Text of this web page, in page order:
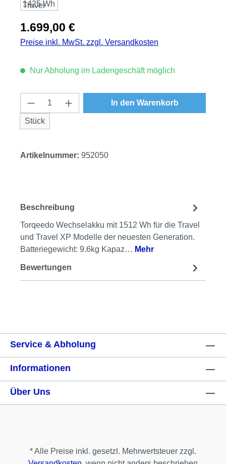
Regulärer Preis:
1.699,00 €
Preise inkl. MwSt. zzgl. Versandkosten
Nur Abholung im Ladengeschäft möglich
Produkt Anzahl: Gib den gewünschten
Stück
In den Warenkorb
Artikelnummer: 952050
Beschreibung
Torqeedo Wechselakku mit 1512 Wh für die Travel
und Travel XP Modelle der neuesten Generation.
Batteriegewicht: 9.6kg Kapaz… Mehr
Bewertungen
Service & Abholung
Informationen
Über Uns
* Alle Preise inkl. gesetzl. Mehrwertsteuer zzgl.